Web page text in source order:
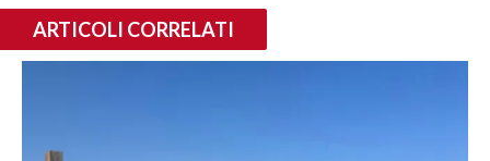
ARTICOLI CORRELATI